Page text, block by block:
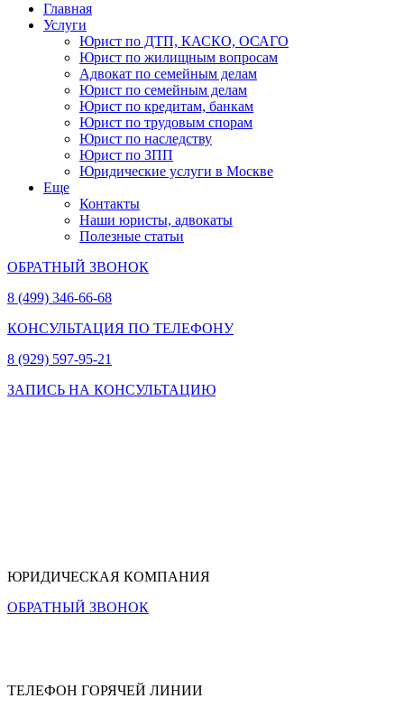
Главная
Услуги
Юрист по ДТП, КАСКО, ОСАГО
Юрист по жилищным вопросам
Адвокат по семейным делам
Юрист по семейным делам
Юрист по кредитам, банкам
Юрист по трудовым спорам
Юрист по наследству
Юрист по ЗПП
Юридические услуги в Москве
Еще
Контакты
Наши юристы, адвокаты
Полезные статьи
ОБРАТНЫЙ ЗВОНОК
8 (499) 346-66-68
КОНСУЛЬТАЦИЯ ПО ТЕЛЕФОНУ
8 (929) 597-95-21
ЗАПИСЬ НА КОНСУЛЬТАЦИЮ
ЮРИДИЧЕСКАЯ КОМПАНИЯ
ОБРАТНЫЙ ЗВОНОК
ТЕЛЕФОН ГОРЯЧЕЙ ЛИНИИ